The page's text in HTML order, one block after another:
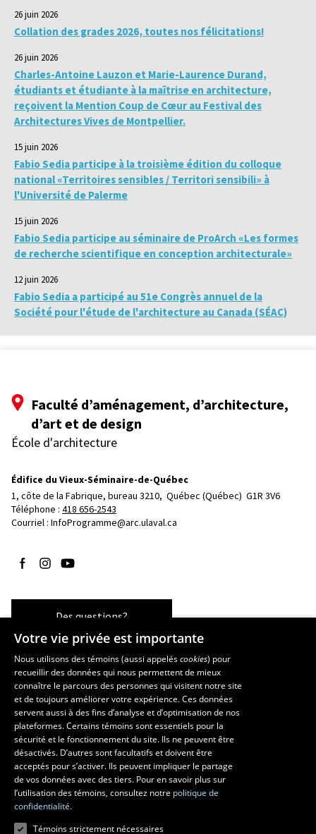
26 juin 2026
Collation des grades 2026, toutes nos félicitations!
26 juin 2026
Charles-Antoine Lauzon et Marie-Laurence Durand,
étudiants et étudiante à la maîtrise en architecture,
reçoivent la Mention Coup de Cœur au Festival des
Architectures Vives de Montpellier.
15 juin 2026
Fabio Sedia participe à la troisième édition du colloque
national «Territoires sensibles / Territori sensibili» à
l'Université de Palerme
15 juin 2026
Fabio Sedia participe au séminaire de ProArch «Les formes
de recherche scientifique en conception architecturale»
12 juin 2026
Fabio Sedia a participé au 51e Congrès annuel de la
Société pour l'étude de l'architecture au Canada (SÉAC)
Faculté d’aménagement, d’architecture,
d’art et de design
École d'architecture
Édifice du Vieux-Séminaire-de-Québec
1, côte de la Fabrique, bureau 3210, Québec (Québec)  G1R 3V6
Téléphone : 418 656-2543
Courriel : InfoProgramme@arc.ulaval.ca
Suivez-nous sur Facebook
Suivez-nous sur Instagram
Suivez-nous sur YouTube
Des questions?
Les écoles et la recherche
École d’art
École supérieure d’aménagement du territoire et de développement
régional
École de design
Centre de recherche en aménagement et développement
Votre vie privée est importante
Nous utilisons des témoins (aussi appeléscookies) pour
recueillir des données qui nous permettent de mieux
connaître le parcours des personnes qui visitent notre site
et de toujours améliorer votre expérience. Ces données
servent aussi à des fins d’analyse et d’optimisation de nos
plateformes. Certains témoins sont essentiels pour la
sécurité et le fonctionnement du site. Ils ne peuvent être
désactivés. D’autres sont facultatifs et doivent être
acceptés pour s’activer. Ils peuvent impliquer le partage
de vos données avec des tiers. Pour en savoir plus sur
l’utilisation des témoins, consultez notre politique de
confidentialité.
Témoins strictement nécessaires